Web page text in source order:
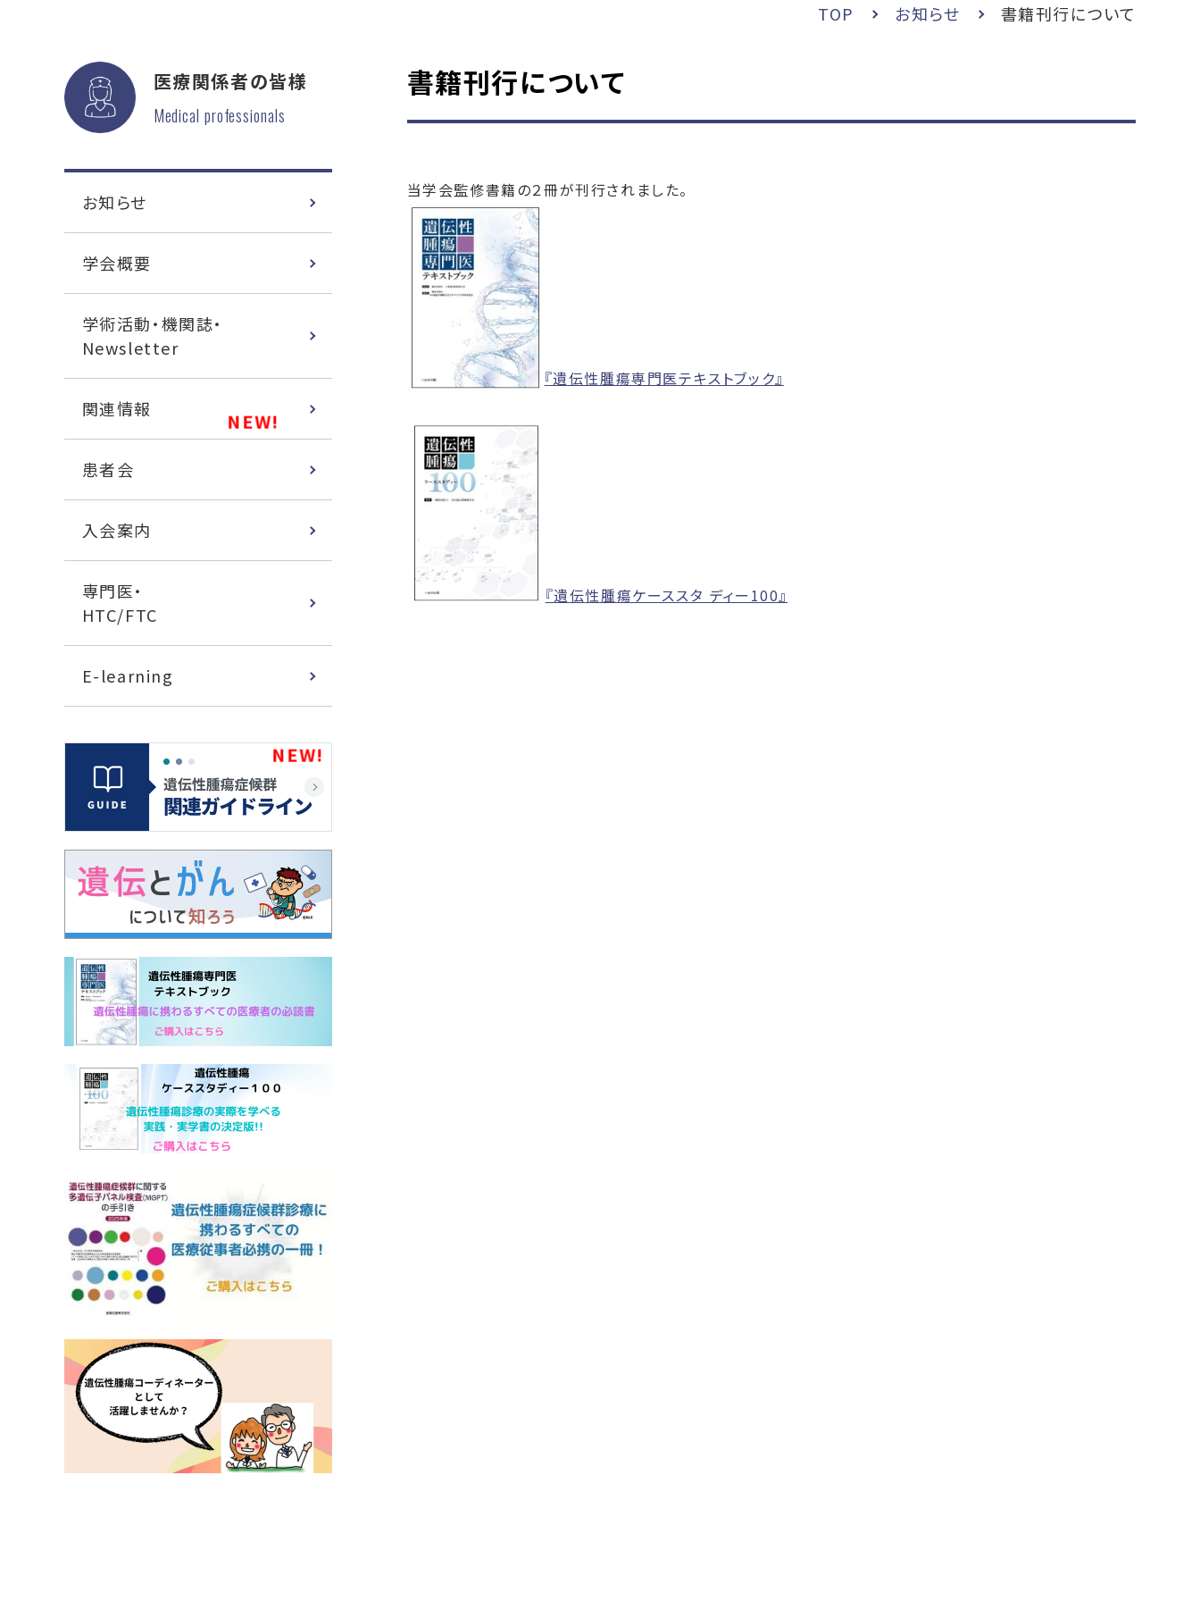
TOP お知らせ 書籍刊行について
医療関係者の皆様
Medical professionals
お知らせ
学会概要
学術活動・機関誌・
Newsletter
関連情報
患者会
入会案内
専門医・
HTC/FTC
E-learning
書籍刊行について
当学会監修書籍の２冊が刊行されました。
『遺伝性腫瘍専門医テキストブック』
『遺伝性腫瘍ケーススタ ディー100』